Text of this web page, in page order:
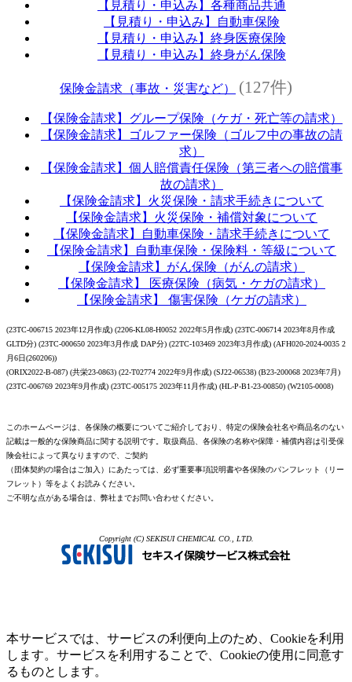
【見積り・申込み】各種商品共通
【見積り・申込み】自動車保険
【見積り・申込み】終身医療保険
【見積り・申込み】終身がん保険
保険金請求（事故・災害など） (127件)
【保険金請求】グループ保険（ケガ・死亡等の請求）
【保険金請求】ゴルファー保険（ゴルフ中の事故の請
求）
【保険金請求】個人賠償責任保険（第三者への賠償事
故の請求）
【保険金請求】火災保険・請求手続きについて
【保険金請求】火災保険・補償対象について
【保険金請求】自動車保険・請求手続きについて
【保険金請求】自動車保険・保険料・等級について
【保険金請求】がん保険（がんの請求）
【保険金請求】 医療保険（病気・ケガの請求）
【保険金請求】 傷害保険（ケガの請求）
(23TC-006715 2023年12月作成) (2206-KL08-H0052 2022年5月作成) (23TC-006714 2023年8月作成
GLTD分) (23TC-000650 2023年3月作成 DAP分) (22TC-103469 2023年3月作成) (AFH020-2024-0035 2
月6日(260206))
(ORIX2022-B-087) (共栄23-0863) (22-T02774 2022年9月作成) (SJ22-06538) (B23-200068 2023年7月)
(23TC-006769 2023年9月作成) (23TC-005175 2023年11月作成) (HL-P-B1-23-00850) (W2105-0008)
このホームページは、各保険の概要についてご紹介しており、特定の保険会社名や商品名のない
記載は一般的な保険商品に関する説明です。取扱商品、各保険の名称や保障・補償内容は引受保
険会社によって異なりますので、ご契約
（団体契約の場合はご加入）にあたっては、必ず重要事項説明書や各保険のパンフレット（リー
フレット）等をよくお読みください。
ご不明な点がある場合は、弊社までお問い合わせください。
Copyright (C) SEKISUI CHEMICAL CO., LTD.
本サービスでは、サービスの利便向上のため、Cookieを利用
します。サービスを利用することで、Cookieの使用に同意す
るものとします。